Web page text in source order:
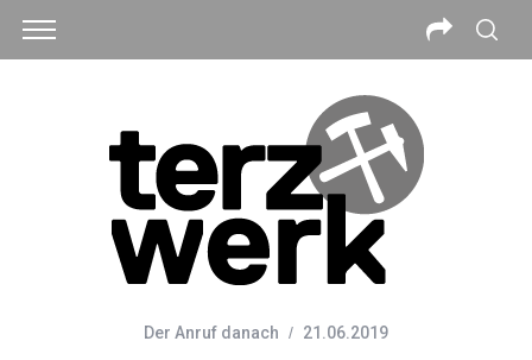
Der Anruf danach 21.06.2019